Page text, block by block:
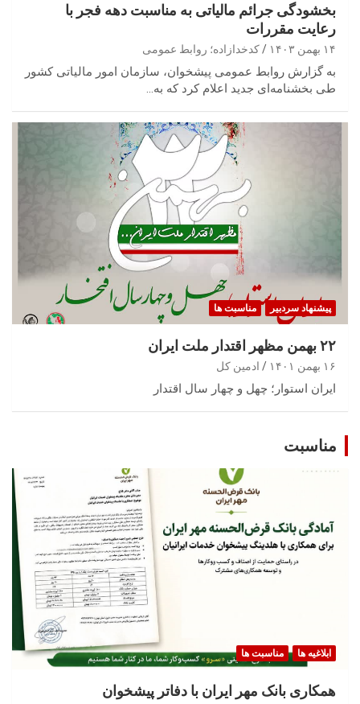
بخشودگی جرائم مالیاتی به مناسبت دهه فجر با
رعایت مقررات
۱۴ بهمن ۱۴۰۳ کدخدازاده؛ روابط عمومی
به گزارش روابط عمومی پیشخوان، سازمان امور مالیاتی کشور
طی بخشنامه‌ای جدید اعلام کرد که به…
پیشنهاد سردبیر مناسبت ها
۲۲ بهمن مظهر اقتدار ملت ایران
۱۶ بهمن ۱۴۰۱ ادمین کل
ایران استوار؛ چهل و چهار سال اقتدار
مناسبت
ابلاغیه ها مناسبت ها
همکاری بانک مهر ایران با دفاتر پیشخوان